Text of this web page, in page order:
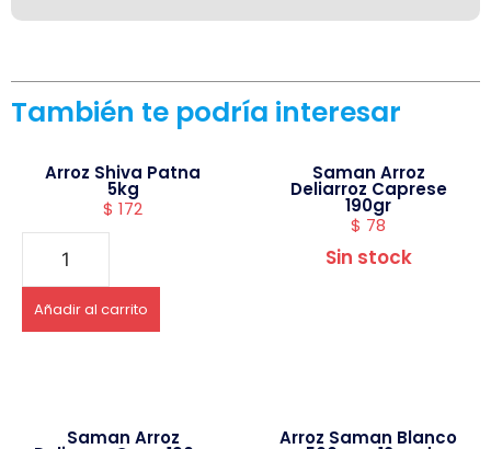
También te podría interesar
Arroz Shiva Patna
5kg
$ 172
Añadir al carrito
Saman Arroz
Deliarroz Caprese
190gr
$ 78
Sin stock
Saman Arroz Arroz Saman Blanco